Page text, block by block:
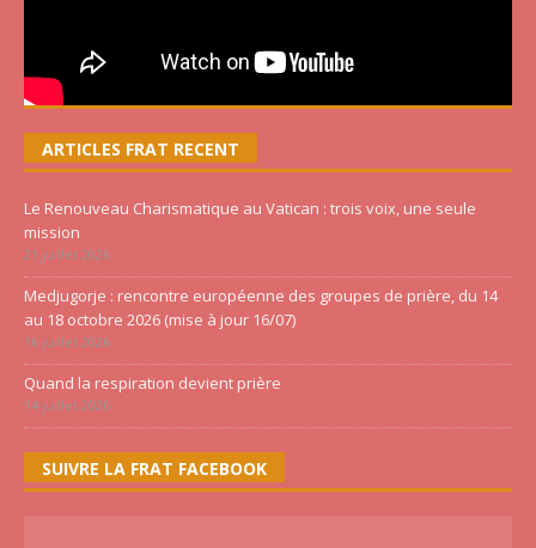
ARTICLES FRAT RECENT
Le Renouveau Charismatique au Vatican : trois voix, une seule
mission
21 juillet 2026
Medjugorje : rencontre européenne des groupes de prière, du 14
au 18 octobre 2026 (mise à jour 16/07)
16 juillet 2026
Quand la respiration devient prière
14 juillet 2026
SUIVRE LA FRAT FACEBOOK